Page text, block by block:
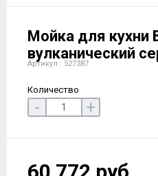
Мойка для кухни
вулканический
Артикул : 527387
Количество
- +